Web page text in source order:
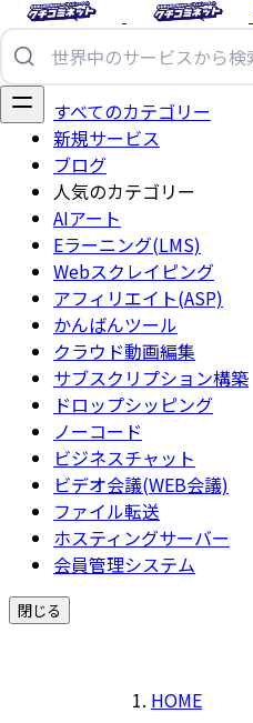
すべてのカテゴリー
新規サービス
ブログ
人気のカテゴリー
AIアート
Eラーニング(LMS)
Webスクレイピング
アフィリエイト(ASP)
かんばんツール
クラウド動画編集
サブスクリプション構築
ドロップシッピング
ノーコード
ビジネスチャット
ビデオ会議(WEB会議)
ファイル転送
ホスティングサーバー
会員管理システム
閉じる
HOME